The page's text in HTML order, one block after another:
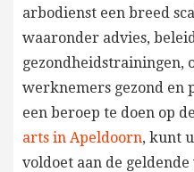
arbodienst een breed
waaronder advies,
gezondheidstrainingen,
werknemers gezond en
een beroep te doen op
arts in Apeldoorn, kunt
voldoet aan de